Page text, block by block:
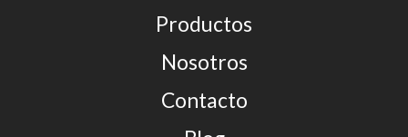
Productos
Nosotros
Contacto